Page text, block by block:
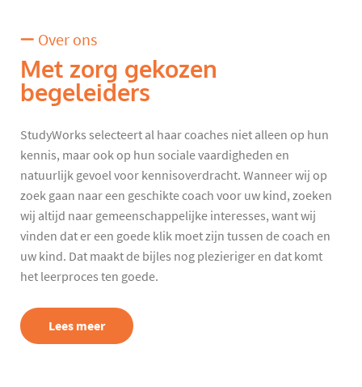
Over ons
Met zorg gekozen
begeleiders
StudyWorks selecteert al haar coaches niet alleen op hun
kennis, maar ook op hun sociale vaardigheden en
natuurlijk gevoel voor kennisoverdracht. Wanneer wij op
zoek gaan naar een geschikte coach voor uw kind, zoeken
wij altijd naar gemeenschappelijke interesses, want wij
vinden dat er een goede klik moet zijn tussen de coach en
uw kind. Dat maakt de bijles nog plezieriger en dat komt
het leerproces ten goede.
Lees meer